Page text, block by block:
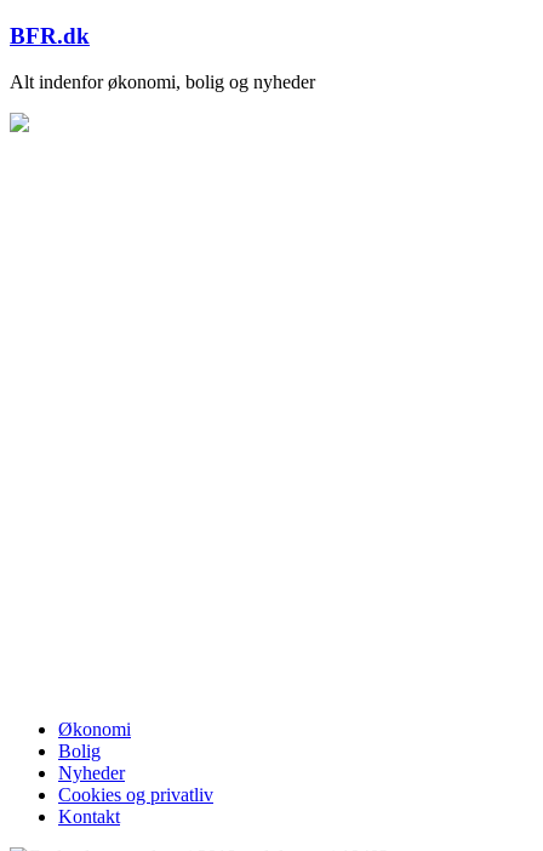
Skip
content
BFR.dk
Alt indenfor økonomi, bolig og nyheder
Økonomi
Bolig
Nyheder
Cookies og privatliv
Kontakt